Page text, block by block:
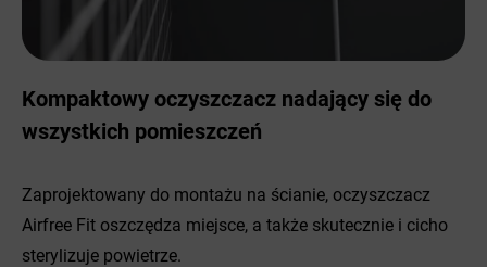
Kompaktowy oczyszczacz nadający się do
wszystkich pomieszczeń
Zaprojektowany do montażu na ścianie, oczyszczacz
Airfree Fit oszczędza miejsce, a także skutecznie i cicho
sterylizuje powietrze.